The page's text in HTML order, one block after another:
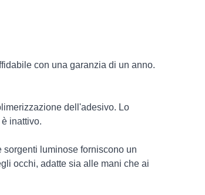
con una garanzia di un anno.
dell'adesivo. Lo
inattivo.
sorgenti luminose forniscono un
occhi, adatte sia alle mani che ai